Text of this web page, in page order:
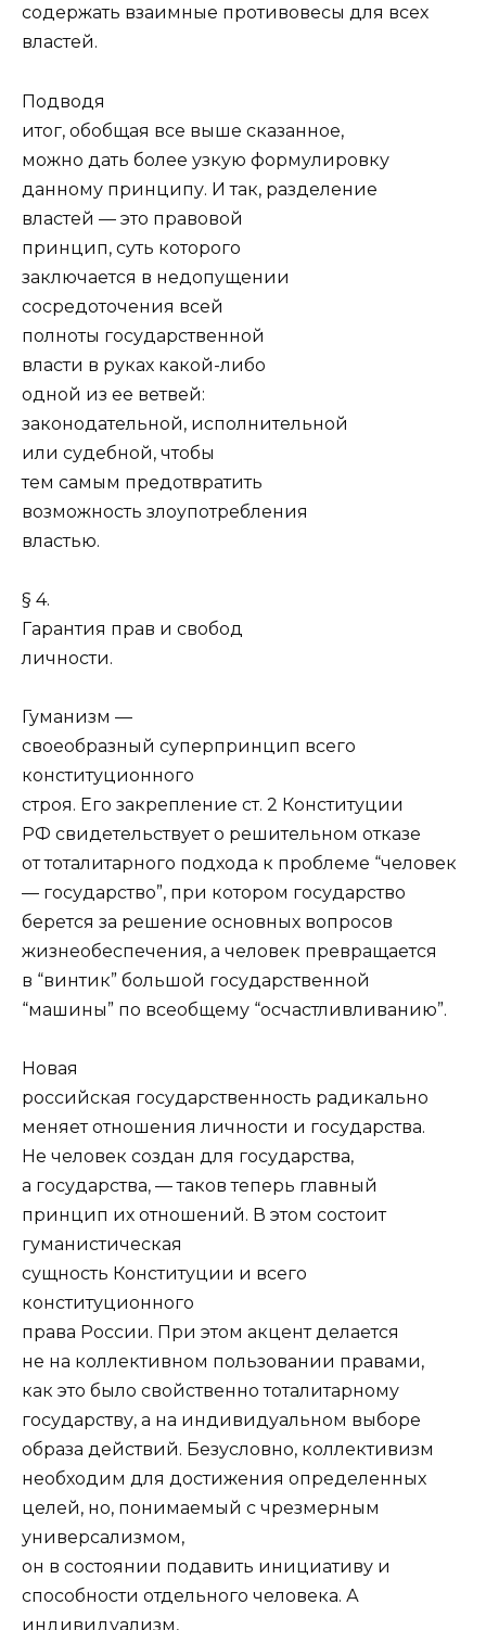
содержать взаимные противовесы для всех
властей.
Подводя
итог, обобщая все выше сказанное,
можно дать более узкую формулировку
данному принципу. И так, разделение
властей — это правовой
принцип, суть которого
заключается в недопущении
сосредоточения всей
полноты государственной
власти в руках какой-либо
одной из ее ветвей:
законодательной, исполнительной
или судебной, чтобы
тем самым предотвратить
возможность злоупотребления
властью.
§ 4.
Гарантия прав и свобод
личности.
Гуманизм —
своеобразный суперпринцип всего
конституционного
строя. Его закрепление ст. 2 Конституции
РФ свидетельствует о решительном отказе
от тоталитарного подхода к проблеме “человек
— государство”, при котором государство
берется за решение основных вопросов
жизнеобеспечения, а человек превращается
в “винтик” большой государственной
“машины” по всеобщему “осчастливливанию”.
Новая
российская государственность радикально
меняет отношения личности и государства.
Не человек создан для государства,
а государства, — таков теперь главный
принцип их отношений. В этом состоит
гуманистическая
сущность Конституции и всего
конституционного
права России. При этом акцент делается
не на коллективном пользовании правами,
как это было свойственно тоталитарному
государству, а на индивидуальном выборе
образа действий. Безусловно, коллективизм
необходим для достижения определенных
целей, но, понимаемый с чрезмерным
универсализмом,
он в состоянии подавить инициативу и
способности отдельного человека. А
индивидуализм,